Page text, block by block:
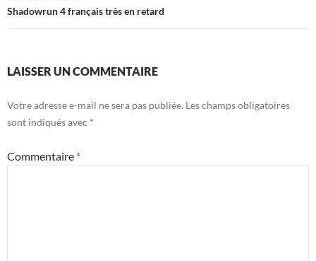
Shadowrun 4 français très en retard
LAISSER UN COMMENTAIRE
Votre adresse e-mail ne sera pas publiée. Les champs obligatoires
sont indiqués avec *
Commentaire *